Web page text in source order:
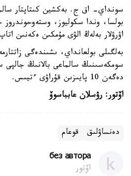
سونداي- اق ج. بەكشين كىتاپتار
بولسا، وندا سكوليوز، وستەوحوندروز
اۋرۋلار بەلەڭ الۋى مۇمكىن ەكەنىن
بەلگىلى بولعانداي، ىشىندەگى
سومكەسىنىڭ سالماعى بالانىڭ
دەگەن 10 پايىزىن قۇراۋى ءتيىس.
اۆتور: رۋسلان عابباسوۆ
دەنساۋلىق قوعام
без автора
اۆتور